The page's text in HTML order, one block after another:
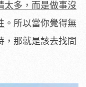
太多，而是做事沒
。所以當你覺得無
那就是該去找問